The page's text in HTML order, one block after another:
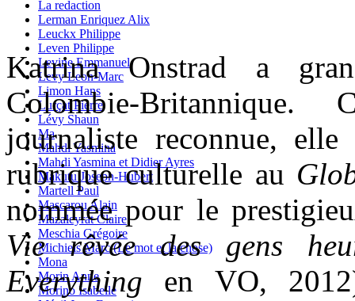
La redaction
Lerman Enriquez Alix
Leuckx Philippe
Leven Philippe
Levine Emmanuel
Levy Leon-Marc
Limon Hans
Lurçat Pierre
Lévy Shaun
Ma
Mahdi Yasmina
Mahdi Yasmina et Didier Ayres
Makutu Joseph-Hubert
Martell Paul
Mascarou Alain
Mazaleyrat Claire
Meschia Grégoire
Michiels Marc (Le mot et la chose)
Mona
Morin Anne
Morino Isabelle
Katrina Onstrad a
Colombie-
journaliste reconnue,
rubrique culturelle au
nommée pour le
Vie rêvée des gens
Everything en VO,